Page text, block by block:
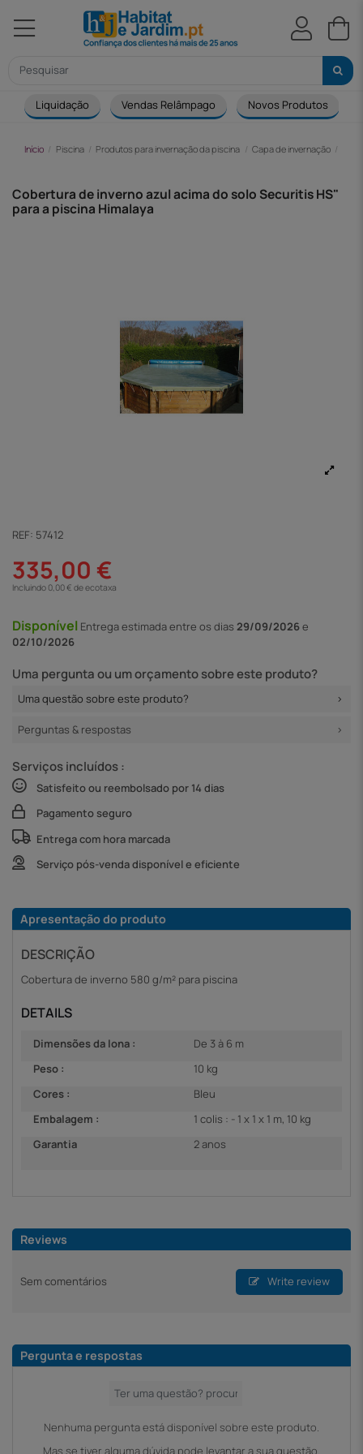
Liquidação Vendas Relâmpago Novos Produtos
Início Piscina Produtos para invernação da piscina Capa de invernação
Cobertura de inverno azul acima do solo Securitis HS"
para a piscina Himalaya
REF: 57412
335,00 €
Incluindo 0,00 € de ecotaxa
Disponível Entregaestimada entre os dias 29/09/2026e
02/10/2026
Uma pergunta ou um orçamento sobre este produto?
Uma questão sobre este produto?
Perguntas & respostas
Serviços incluídos :
Satisfeito ou reembolsado por 14 dias
Pagamento seguro
Entrega com hora marcada
Serviço pós-venda disponível e eficiente
Apresentação do produto
DESCRIÇÃO
Cobertura de inverno 580 g/m² para piscina
DETAILS
Dimensões da lona :
De 3 à 6 m
Peso :
10 kg
Cores :
Bleu
Embalagem :
1 colis : - 1 x 1 x 1 m, 10 kg
Garantia
2 anos
Reviews
Sem comentários Write review
Pergunta e respostas
Nenhuma pergunta está disponível sobre este produto.
Mas se tiver alguma dúvida pode levantar a sua questão.